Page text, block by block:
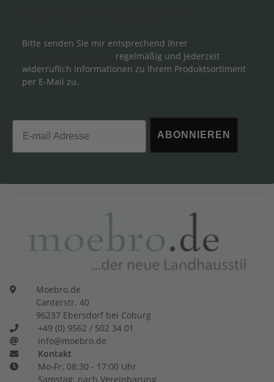
Bitte senden Sie mir entsprechend Ihrer
regelmäßig und jederzeit
widerruflich Informationen zu Ihrem Produktsortiment
per E-Mail zu.
Email
ABONNIEREN
Moebro.de
Canterstr. 40
96237 Ebersdorf bei Coburg
+49 (0) 9562 / 502 34 01
info@moebro.de
Kontakt
Mo-Fr: 08:30 - 17:00 Uhr
Samstag: nach Vereinbarung